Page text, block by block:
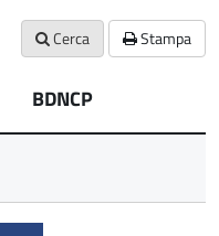
Cerca Stampa
BDNCP